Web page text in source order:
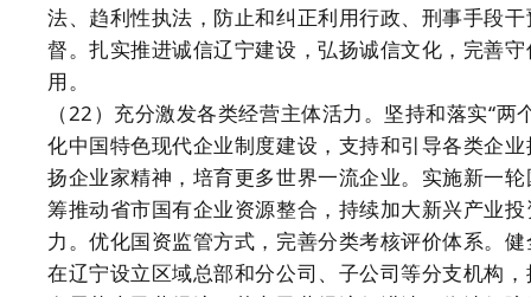
法、趋利性执法，防止和纠正利用行政、刑事手段
督。扎实推进诚信辽宁建设，弘扬诚信文化，完善
用。
（22）充分激发各类经营主体活力。坚持和落实“
化中国特色现代企业制度建设，支持和引导各类企
扬企业家精神，培育更多世界一流企业。实施新一
筹推动省市国有企业资源整合，持续加大新兴产业
力。优化国资监管方式，完善分类考核评价体系。
在辽宁设立区域总部和分公司、子公司等分支机构